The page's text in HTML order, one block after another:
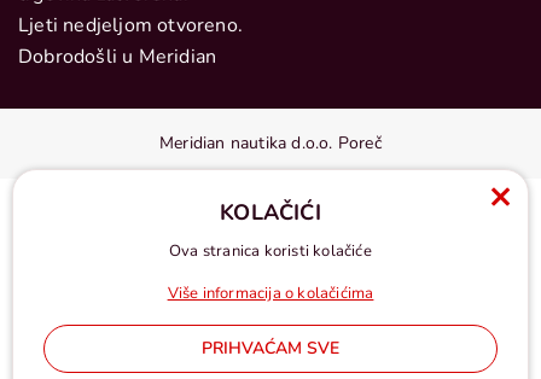
Ljeti nedjeljom otvoreno.
Dobrodošli u Meridian
Meridian nautika d.o.o. Poreč
Cijene u eurima, pdv uključen
KOLAČIĆI
Ova stranica koristi kolačiće
Više informacija o kolačićima
PRIHVAĆAM SVE